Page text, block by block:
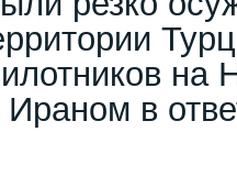
на
Ираном в